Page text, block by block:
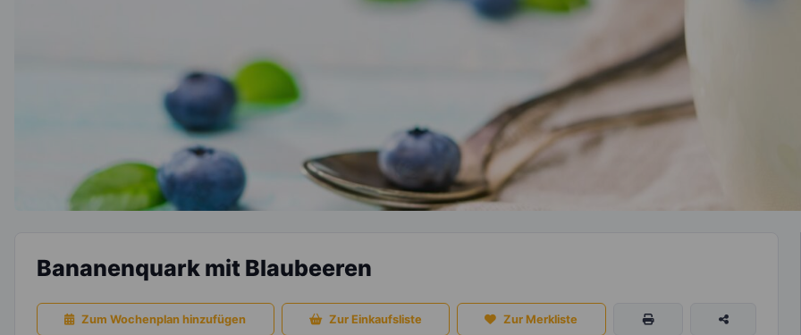
Bananenquark mit Blaubeeren
Zum Wochenplan hinzufügen Zur Einkaufsliste Zur Merkliste